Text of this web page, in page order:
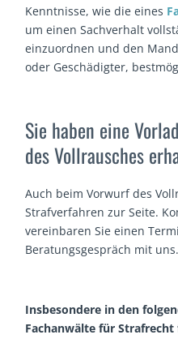
Kenntnisse, wie die eines
um einen Sachverhalt
einzuordnen und den
oder Geschädigter,
Sie haben eine
des Vollrausches
Auch beim Vorwurf des
Strafverfahren zur Seite.
vereinbaren Sie einen
Beratungsgespräch mit uns.
Insbesondere in den
Fachanwälte für Strafrecht